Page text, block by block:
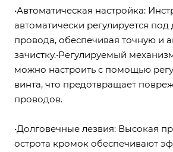
•Автоматическая настройка:
автоматически регулируется
провода, обеспечивая точную и
зачистку.•Регулируемый
можно настроить с помощью
винта, что предотвращает
проводов.
•Долговечные лезвия: Высокая
острота кромок обеспечивают